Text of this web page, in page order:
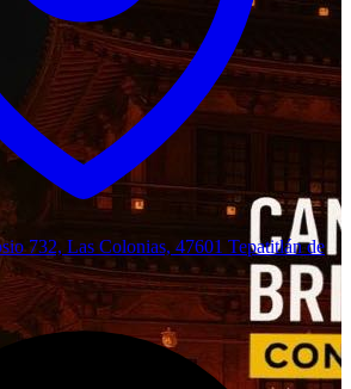
732, Las Colonias, 47601 Tepatitlán de